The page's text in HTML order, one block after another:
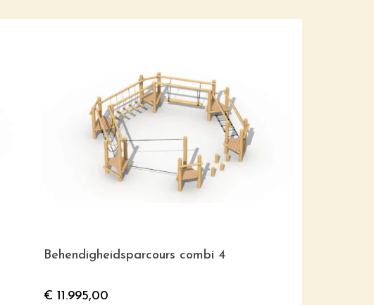
Behendigheidsparcours combi 4
€ 11.995,00